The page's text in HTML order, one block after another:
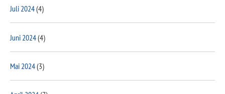
Juli 2024(4)
Juni 2024(4)
Mai 2024(3)